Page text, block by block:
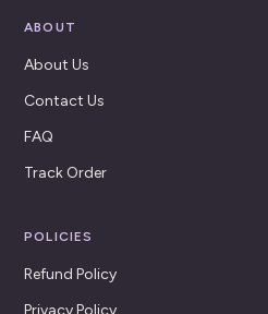
ABOUT
About Us
Contact Us
FAQ
Track Order
POLICIES
Refund Policy
Privacy Policy